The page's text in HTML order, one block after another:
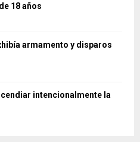
18 años
armamento y disparos
intencionalmente la